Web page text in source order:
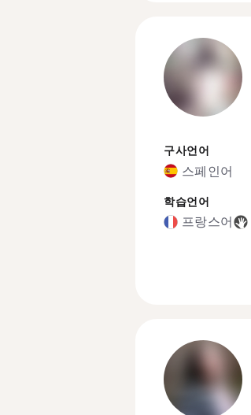
구사언어
스페인어
학습언어
프랑스어